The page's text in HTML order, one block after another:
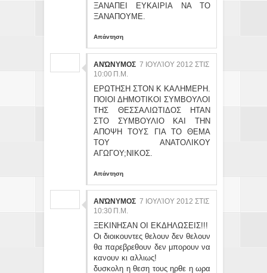
ΞΑΝΑΠΕΙ ΕΥΚΑΙΡΙΑ ΝΑ ΤΟ
ΞΑΝΑΠΟΥΜΕ.
Απάντηση
ΑΝΏΝΥΜΟΣ 7 ΙΟΥΛΊΟΥ 2012 ΣΤΙΣ
10:00 Π.Μ.
ΕΡΩΤΗΣΗ ΣΤΟΝ Κ ΚΑΛΗΜΕΡΗ.
ΠΟΙΟΙ ΔΗΜΟΤΙΚΟΙ ΣΥΜΒΟΥΛΟΙ
ΤΗΣ ΘΕΣΣΑΛΙΩΤΙΔΟΣ ΗΤΑΝ
ΣΤΟ ΣΥΜΒΟΥΛΙΟ ΚΑΙ ΤΗΝ
ΑΠΟΨΗ ΤΟΥΣ ΓΙΑ ΤΟ ΘΕΜΑ
ΤΟΥ ΑΝΑΤΟΛΙΚΟΥ
ΑΓΩΓΟΥ;ΝΙΚΟΣ.
Απάντηση
ΑΝΏΝΥΜΟΣ 7 ΙΟΥΛΊΟΥ 2012 ΣΤΙΣ
10:30 Π.Μ.
ΞΕΚΙΝΗΣΑΝ ΟΙ ΕΚΔΗΛΩΣΕΙΣ!!!
Οι διοικουντες θελουν δεν θελουν
θα παρεβρεθουν δεν μπορουν να
κανουν κι αλλιως!
δυσκολη η θεση τους ηρθε η ωρα